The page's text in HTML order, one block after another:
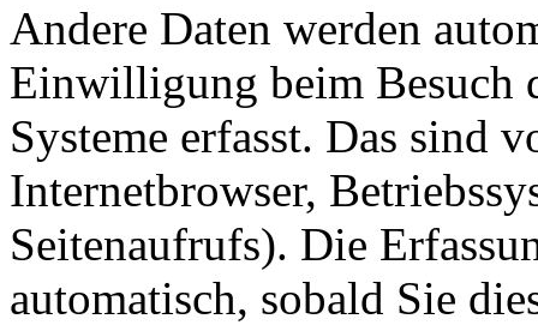
Andere Daten werden
Einwilligung beim Besuch
Systeme erfasst. Das sind
Internetbrowser,
Seitenaufrufs). Die
automatisch, sobald Sie